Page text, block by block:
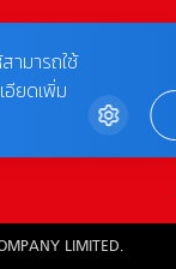
LIMITED.
ามารถใช้
อียดเพิ่ม